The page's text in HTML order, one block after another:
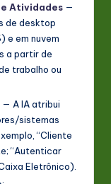
Atividades —
de desktop
e em nuvem
a partir de
trabalho ou
— A IA atribui
sistemas
“Cliente
“Autenticar
Eletrônico).